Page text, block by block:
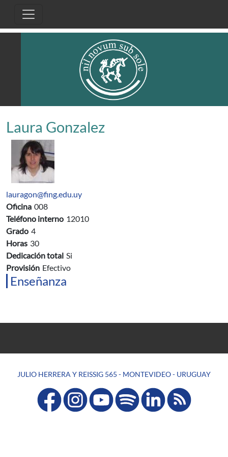
Laura Gonzalez
lauragon@fing.edu.uy
Oficina 008
Teléfono interno 12010
Grado 4
Horas 30
Dedicación total Si
Provisión Efectivo
Enseñanza
JULIO HERRERA Y REISSIG 565 - MONTEVIDEO - URUGUAY